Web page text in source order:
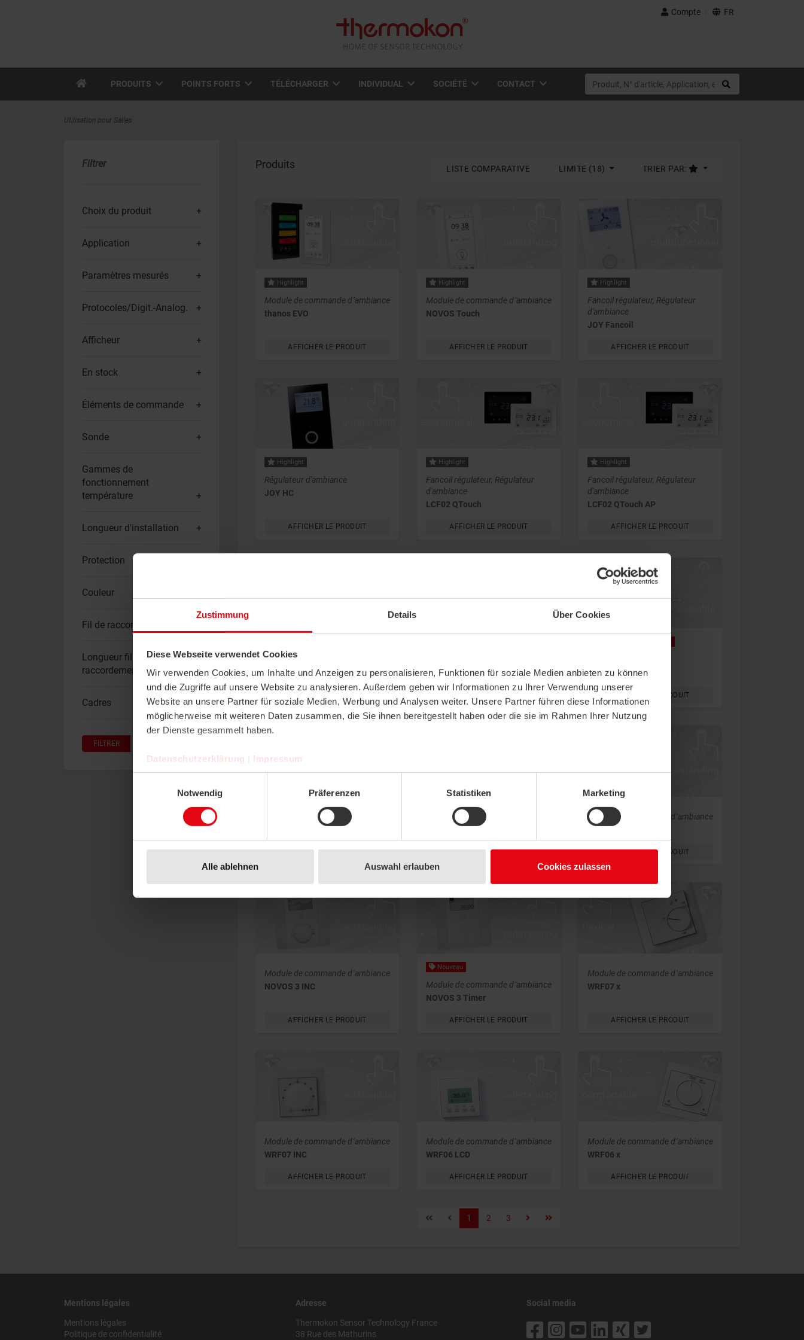
Zustimmung Details Über Cookies
Diese Webseite verwendet Cookies
Wir verwenden Cookies, um Inhalte und Anzeigen zu personalisieren, Funktionen für soziale Medien anbieten zu können
und die Zugriffe auf unsere Website zu analysieren. Außerdem geben wir Informationen zu Ihrer Verwendung unserer
Website an unsere Partner für soziale Medien, Werbung und Analysen weiter. Unsere Partner führen diese Informationen
möglicherweise mit weiteren Daten zusammen, die Sie ihnen bereitgestellt haben oder die sie im Rahmen Ihrer Nutzung
der Dienste gesammelt haben.
Datenschutzerklärung
Impressum
Notwendig
Präferenzen Statistiken Marketing
Alle ablehnen Auswahl erlauben Cookies zulassen
Compte FR
PRODUITS POINTS FORTS TÉLÉCHARGER INDIVIDUAL SOCIÉTÉ CONTACT
Utilisation pour Salles
Filtrer
Choix du produit
Application
Paramètres mesurés
Protocoles/Digit.-Analog.
Afficheur
En stock
Éléments de commande
Sonde
Gammes de
fonctionnement
température
Longueur d'installation
Protection
Couleur
Fil de raccordement
Longueur fil de
raccordement
Cadres
FILTRER
Produits LISTE COMPARATIVE LIMITE (18) TRIER PAR:
Highlight
Module de commande d´ambiance
thanos EVO
AFFICHER LE PRODUIT
Highlight
Module de commande d´ambiance
NOVOS Touch
AFFICHER LE PRODUIT
Highlight
Fancoil régulateur, Régulateur
d'ambiance
JOY Fancoil
AFFICHER LE PRODUIT
Highlight
Régulateur d'ambiance
JOY HC
AFFICHER LE PRODUIT
Highlight
Fancoil régulateur, Régulateur
d'ambiance
LCF02 QTouch
AFFICHER LE PRODUIT
Highlight
Fancoil régulateur, Régulateur
d'ambiance
LCF02 QTouch AP
AFFICHER LE PRODUIT
Capteur de plafond, Passerelle
thevios HUB
AFFICHER LE PRODUIT
thevios 5
thevios 3
AFFICHER LE PRODUIT
Module de commande d´ambiance
AFFICHER LE PRODUIT
Module de commande d´ambiance
NOVOS 5 x
AFFICHER LE PRODUIT
Module de commande d´ambiance
NOVOS 3 x
AFFICHER LE PRODUIT
Module de commande d´ambiance
NOVOS 3 INC
AFFICHER LE PRODUIT
Nouveau
Module de commande d´ambiance
NOVOS 3 Timer
AFFICHER LE PRODUIT
Module de commande d´ambiance
WRF07 x
AFFICHER LE PRODUIT
Module de commande d´ambiance
WRF07 INC
AFFICHER LE PRODUIT
Module de commande d´ambiance
WRF06 LCD
AFFICHER LE PRODUIT
Module de commande d´ambiance
WRF06 x
AFFICHER LE PRODUIT
1 2 3
Mentions légales
Mentions légales
Politique de confidentialité
Adresse
Thermokon Sensor Technology France
38 Rue des Mathurins
Social media